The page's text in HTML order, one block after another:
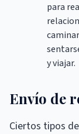
para
y viajar.
Envío de
Ciertos tipos